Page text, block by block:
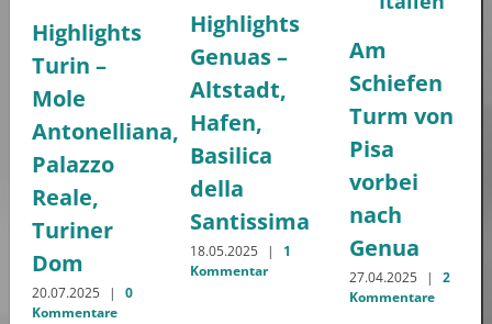
Highlights
Turin –
Mole
Antonelliana,
Palazzo
Reale,
Turiner
Dom
20.07.2025 |
0
Kommentare
Highlights
Genuas –
Altstadt,
Hafen,
Basilica
della
Santissima
18.05.2025 |
1
Kommentar
Am
Schiefen
Turm von
Pisa
vorbei
nach
Genua
27.04.2025 |
2
Kommentare